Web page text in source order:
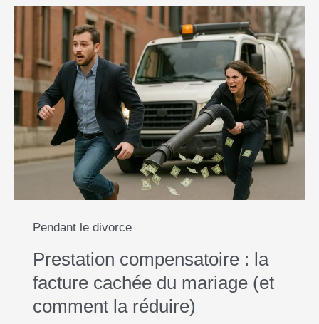
i
e
b
o
o
k
t
s
A
p
p
s
e
n
g
e
r
y
L
i
n
k
r
e
divorce
en
France
?
Les
vrais
expliqués
Pendant le divorce
Prestation compensatoire : la
facture cachée du mariage (et
comment la réduire)